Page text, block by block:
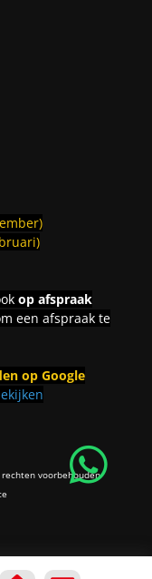
op afspraak
een afspraak te
op Google
voorbehouden